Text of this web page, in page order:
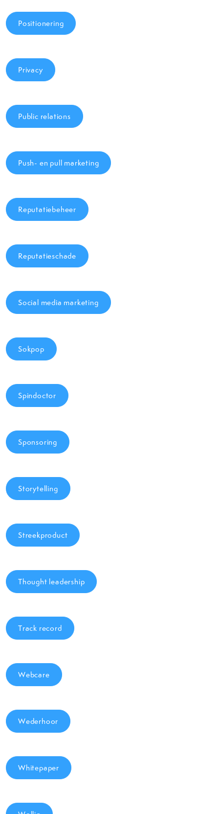
Positionering
Privacy
Public relations
Push- en pull marketing
Reputatiebeheer
Reputatieschade
Social media marketing
Sokpop
Spindoctor
Sponsoring
Storytelling
Streekproduct
Thought leadership
Track record
Webcare
Wederhoor
Whitepaper